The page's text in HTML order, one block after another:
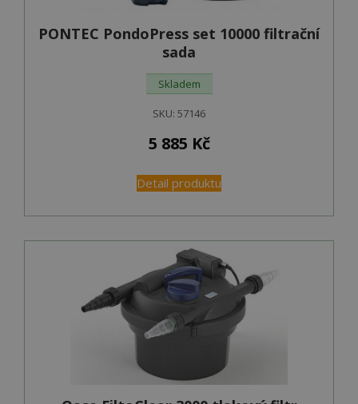
PONTEC PondoPress set 10000 filtrační
sada
Skladem
SKU: 57146
5 885 Kč
Detail produktu